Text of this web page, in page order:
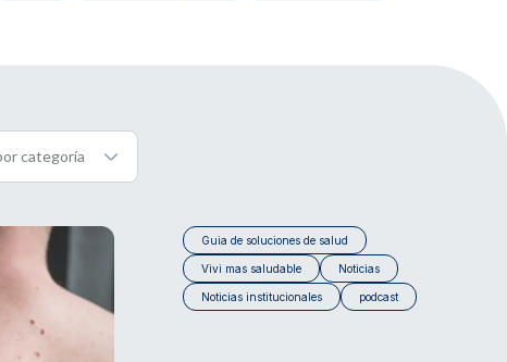
Guia de soluciones de salud
Vivi mas saludable Noticias
Noticias institucionales podcast